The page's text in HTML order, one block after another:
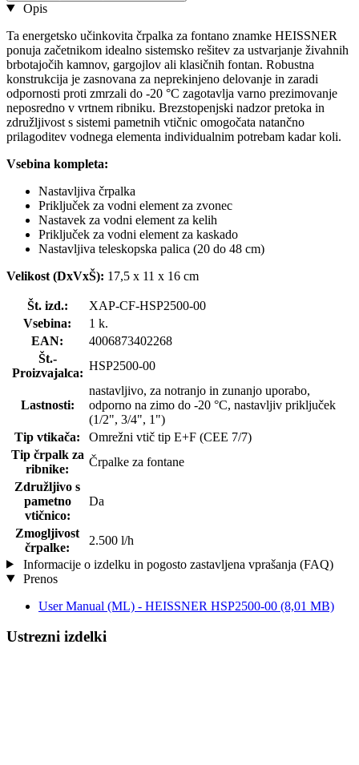
Opis
Ta energetsko učinkovita črpalka za fontano znamke HEISSNER
ponuja začetnikom idealno sistemsko rešitev za ustvarjanje živahnih
brbotajočih kamnov, gargojlov ali klasičnih fontan. Robustna
konstrukcija je zasnovana za neprekinjeno delovanje in zaradi
odpornosti proti zmrzali do -20 °C zagotavlja varno prezimovanje
neposredno v vrtnem ribniku. Brezstopenjski nadzor pretoka in
združljivost s sistemi pametnih vtičnic omogočata natančno
prilagoditev vodnega elementa individualnim potrebam kadar koli.
Vsebina kompleta:
Nastavljiva črpalka
Priključek za vodni element za zvonec
Nastavek za vodni element za kelih
Priključek za vodni element za kaskado
Nastavljiva teleskopska palica (20 do 48 cm)
Velikost (DxVxŠ): 17,5 x 11 x 16 cm
Št. izd.:
XAP-CF-HSP2500-00
Vsebina:
1 k.
EAN:
4006873402268
Št.-
Proizvajalca:
HSP2500-00
Lastnosti:
nastavljivo, za notranjo in zunanjo uporabo,
odporno na zimo do -20 °C, nastavljiv priključek
(1/2", 3/4", 1")
Tip vtikača:
Omrežni vtič tip E+F (CEE 7/7)
Tip črpalk za
ribnike:
Črpalke za fontane
Združljivo s
pametno
vtičnico:
Da
Zmogljivost
črpalke:
2.500 l/h
Informacije o izdelku in pogosto zastavljena vprašanja (FAQ)
Prenos
User Manual (ML) - HEISSNER HSP2500-00 (8,01 MB)
Ustrezni izdelki